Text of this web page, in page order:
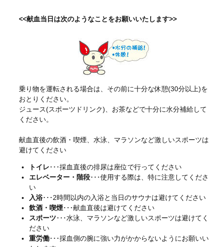
<<献血当日は次のようなことをお願いいたします>>
乗り物を運転される場合は、その前に十分な休憩(30分以上)を
おとりください。
ジュース(スポーツドリンク)、お茶などで十分に水分補給して
ください。
献血直後の飲酒・喫煙、水泳、マラソンなど激しいスポーツは
避けてください
トイレ･･･採血直後の排尿は座位で行ってください
エレベーター・階段･･･使用する際は、特に注意してくださ
い
入浴･･･2時間以内の入浴と当日のサウナは避けてください
飲酒・喫煙･･･献血直後は避けてください
スポーツ･･･水泳、マラソンなど激しいスポーツは避けてく
ださい
重労働･･･採血側の腕に強い力がかからないようにお願いい